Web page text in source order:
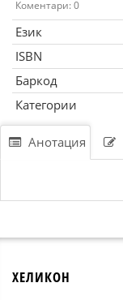
Коментари: 0
Език
ISBN
Баркод
Категории
Анотация
ХЕЛИКОН